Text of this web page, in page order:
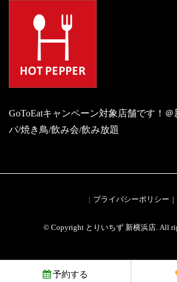
GoToEatキャンペーン対象店舗です！
パ/焼き鳥/飲み会/飲み放題
プライバシーポリシー
© Copyright とりいちず 新横浜店. All
予約する